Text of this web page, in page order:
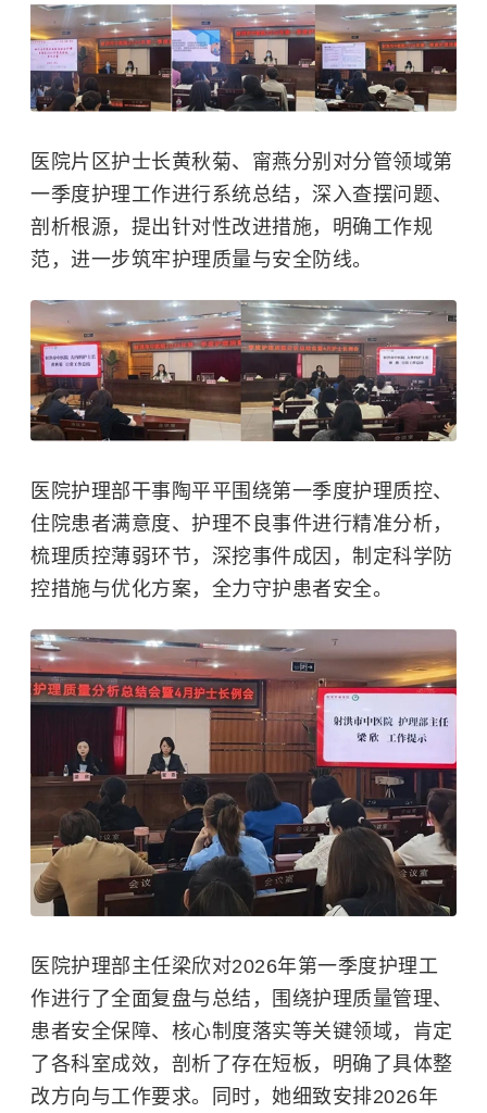
医院片区护士长黄秋菊、甯燕分别对分管领域第
一季度护理工作进行系统总结，深入查摆问题、
剖析根源，提出针对性改进措施，明确工作规
范，进一步筑牢护理质量与安全防线。
医院护理部干事陶平平围绕第一季度护理质控、
住院患者满意度、护理不良事件进行精准分析，
梳理质控薄弱环节，深挖事件成因，制定科学防
控措施与优化方案，全力守护患者安全。
医院护理部主任梁欣对2026年第一季度护理工
作进行了全面复盘与总结，围绕护理质量管理、
患者安全保障、核心制度落实等关键领域，肯定
了各科室成效，剖析了存在短板，明确了具体整
改方向与工作要求。同时，她细致安排2026年